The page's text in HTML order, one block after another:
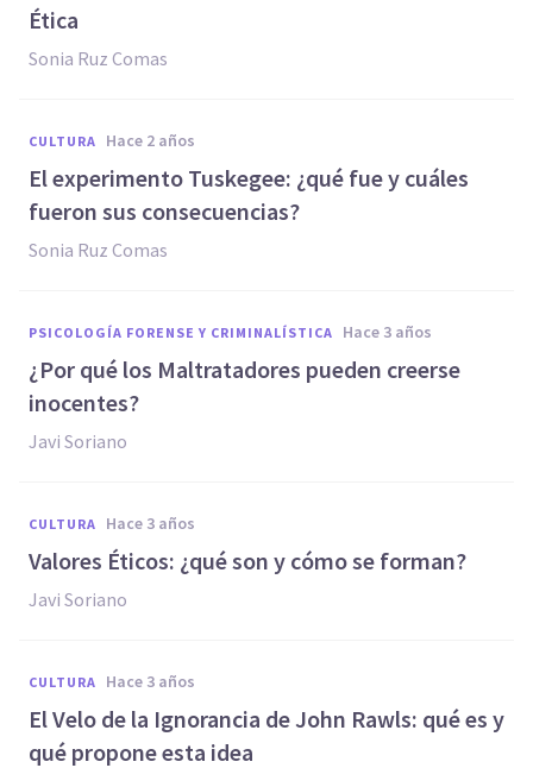
Ética
Sonia Ruz Comas
CULTURA hace 2 años
El experimento Tuskegee: ¿qué fue y cuáles
fueron sus consecuencias?
Sonia Ruz Comas
PSICOLOGÍA FORENSE Y CRIMINALÍSTICA hace 3 años
¿Por qué los Maltratadores pueden creerse
inocentes?
Javi Soriano
CULTURA hace 3 años
Valores Éticos: ¿qué son y cómo se forman?
Javi Soriano
CULTURA hace 3 años
El Velo de la Ignorancia de John Rawls: qué es y
qué propone esta idea